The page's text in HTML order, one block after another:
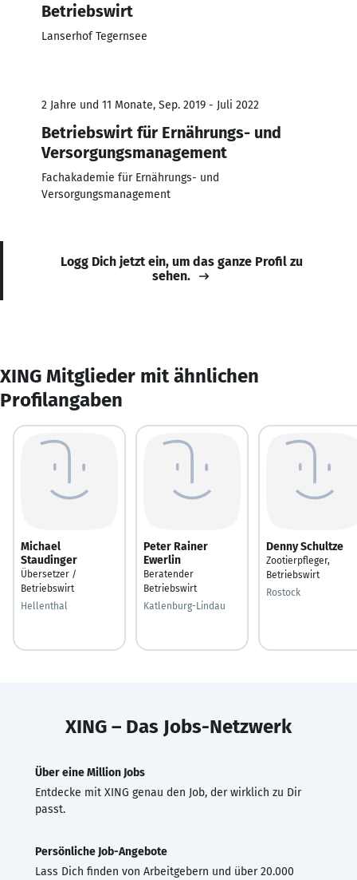
Betriebswirt
Lanserhof Tegernsee
2 Jahre und 11 Monate, Sep. 2019 - Juli 2022
Betriebswirt für Ernährungs- und
Versorgungsmanagement
Fachakademie für Ernährungs- und
Versorgungsmanagement
Logg Dich jetzt ein, um das ganze Profil zu
sehen.
XING Mitglieder mit ähnlichen
Profilangaben
Michael
Staudinger
Übersetzer /
Betriebswirt
Hellenthal
Peter Rainer
Ewerlin
Beratender
Betriebswirt
Katlenburg-Lindau
Denny Schultze
Zootierpfleger,
Betriebswirt
Rostock
XING – Das Jobs-Netzwerk
Über eine Million Jobs
Entdecke mit XING genau den Job, der wirklich zu Dir
passt.
Persönliche Job-Angebote
Lass Dich finden von Arbeitgebern und über 20.000